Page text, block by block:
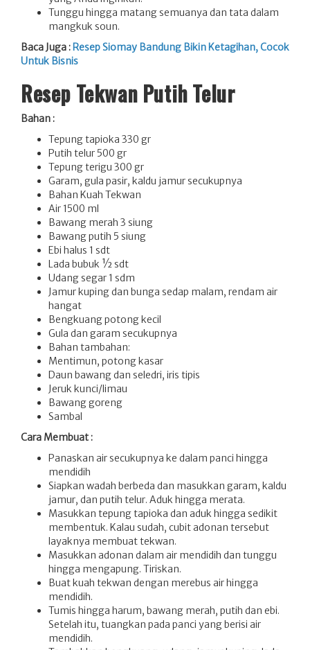
Tunggu hingga matang semuanya dan tata dalam
mangkuk soun.
Baca Juga : Resep Siomay Bandung Bikin Ketagihan, Cocok
Untuk Bisnis
Resep Tekwan Putih Telur
Bahan :
Tepung tapioka 330 gr
Putih telur 500 gr
Tepung terigu 300 gr
Garam, gula pasir, kaldu jamur secukupnya
Bahan Kuah Tekwan
Air 1500 ml
Bawang merah 3 siung
Bawang putih 5 siung
Ebi halus 1 sdt
Lada bubuk ½ sdt
Udang segar 1 sdm
Jamur kuping dan bunga sedap malam, rendam air
hangat
Bengkuang potong kecil
Gula dan garam secukupnya
Bahan tambahan:
Mentimun, potong kasar
Daun bawang dan seledri, iris tipis
Jeruk kunci/limau
Bawang goreng
Sambal
Cara Membuat :
Panaskan air secukupnya ke dalam panci hingga
mendidih
Siapkan wadah berbeda dan masukkan garam, kaldu
jamur, dan putih telur. Aduk hingga merata.
Masukkan tepung tapioka dan aduk hingga sedikit
membentuk. Kalau sudah, cubit adonan tersebut
layaknya membuat tekwan.
Masukkan adonan dalam air mendidih dan tunggu
hingga mengapung. Tiriskan.
Buat kuah tekwan dengan merebus air hingga
mendidih.
Tumis hingga harum, bawang merah, putih dan ebi.
Setelah itu, tuangkan pada panci yang berisi air
mendidih.